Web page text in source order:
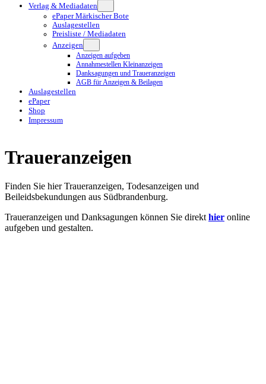
Verlag & Mediadaten
ePaper Märkischer Bote
Auslagestellen
Preisliste / Mediadaten
Anzeigen
Anzeigen aufgeben
Annahmestellen Kleinanzeigen
Danksagungen und Traueranzeigen
AGB für Anzeigen & Beilagen
Auslagestellen
ePaper
Shop
Impressum
Traueranzeigen
Finden Sie hier Traueranzeigen, Todesanzeigen und
Beileidsbekundungen aus Südbrandenburg.
Traueranzeigen und Danksagungen können Sie direkt hier online
aufgeben und gestalten.